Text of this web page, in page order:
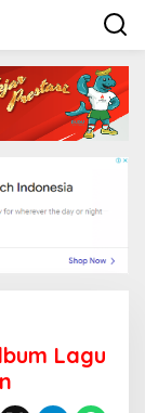
Lagu